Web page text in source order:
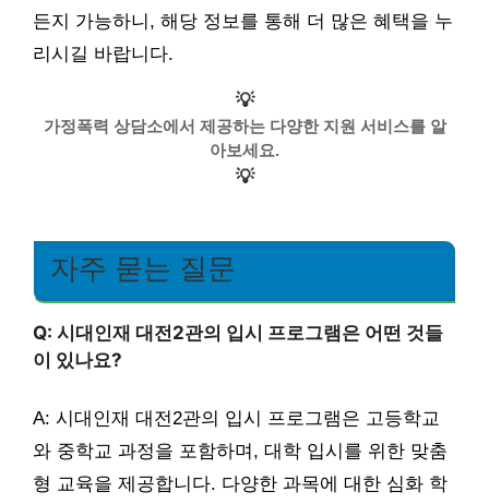
든지 가능하니, 해당 정보를 통해 더 많은 혜택을 누
리시길 바랍니다.
💡
가정폭력 상담소에서 제공하는 다양한 지원 서비스를 알
아보세요.
💡
자주 묻는 질문
Q: 시대인재 대전2관의 입시 프로그램은 어떤 것들
이 있나요?
A: 시대인재 대전2관의 입시 프로그램은 고등학교
와 중학교 과정을 포함하며, 대학 입시를 위한 맞춤
형 교육을 제공합니다. 다양한 과목에 대한 심화 학